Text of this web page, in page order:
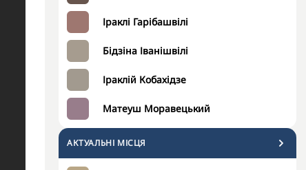
Іраклі Гарібашвілі
Бідзіна Іванішвілі
Іраклій Кобахідзе
Матеуш Моравецький
АКТУАЛЬНІ МІСЦЯ